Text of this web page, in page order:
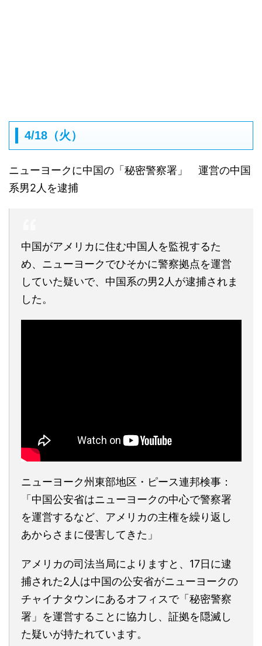
4/18（火）
ニューヨークに中国の「秘密警察署」 運営の中国
系男2人を逮捕
中国がアメリカに住む中国人を監視するた
め、ニューヨークでひそかに警察拠点を運営
していた疑いで、中国系の男2人が逮捕されま
した。
ニューヨーク州東部地区・ピース連邦検事：
「中国公安省はニューヨークの中心で警察署
を運営するなど、アメリカの主権を繰り返し
あからさまに侵害してきた」
アメリカの司法当局によりますと、17日に逮
捕された2人は中国の公安省がニューヨークの
チャイナタウンにあるオフィスで「秘密警察
署」を運営することに協力し、証拠を隠滅し
た疑いが持たれています。